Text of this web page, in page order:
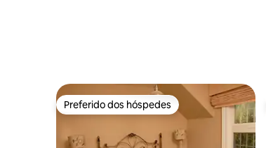
Preferido dos hóspedes
Preferido dos hóspedes